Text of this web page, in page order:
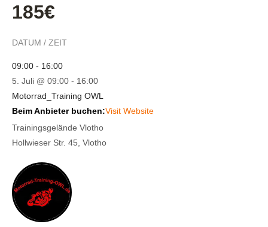
185€
DATUM / ZEIT
09:00 - 16:00
5. Juli @ 09:00 - 16:00
Motorrad_Training OWL
Beim Anbieter buchen:Visit Website
Trainingsgelände Vlotho
Hollwieser Str. 45, Vlotho